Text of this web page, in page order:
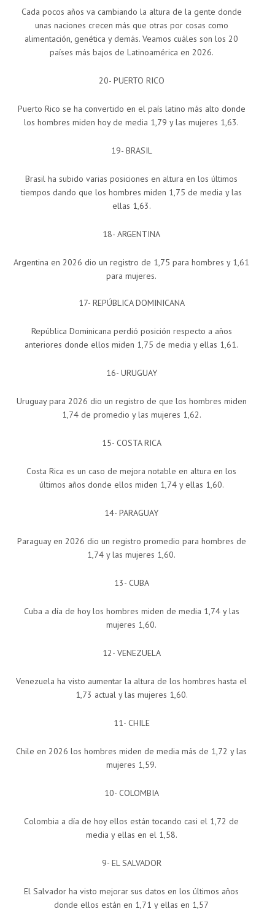
Cada pocos años va cambiando la altura de la gente donde
unas naciones crecen más que otras por cosas como
alimentación, genética y demás. Veamos cuáles son los 20
países más bajos de Latinoamérica en 2026.
20- PUERTO RICO
Puerto Rico se ha convertido en el país latino más alto donde
los hombres miden hoy de media 1,79 y las mujeres 1,63.
19- BRASIL
Brasil ha subido varias posiciones en altura en los últimos
tiempos dando que los hombres miden 1,75 de media y las
ellas 1,63.
18- ARGENTINA
Argentina en 2026 dio un registro de 1,75 para hombres y 1,61
para mujeres.
17- REPÚBLICA DOMINICANA
República Dominicana perdió posición respecto a años
anteriores donde ellos miden 1,75 de media y ellas 1,61.
16- URUGUAY
Uruguay para 2026 dio un registro de que los hombres miden
1,74 de promedio y las mujeres 1,62.
15- COSTA RICA
Costa Rica es un caso de mejora notable en altura en los
últimos años donde ellos miden 1,74 y ellas 1,60.
14- PARAGUAY
Paraguay en 2026 dio un registro promedio para hombres de
1,74 y las mujeres 1,60.
13- CUBA
Cuba a día de hoy los hombres miden de media 1,74 y las
mujeres 1,60.
12- VENEZUELA
Venezuela ha visto aumentar la altura de los hombres hasta el
1,73 actual y las mujeres 1,60.
11- CHILE
Chile en 2026 los hombres miden de media más de 1,72 y las
mujeres 1,59.
10- COLOMBIA
Colombia a día de hoy ellos están tocando casi el 1,72 de
media y ellas en el 1,58.
9- EL SALVADOR
El Salvador ha visto mejorar sus datos en los últimos años
donde ellos están en 1,71 y ellas en 1,57